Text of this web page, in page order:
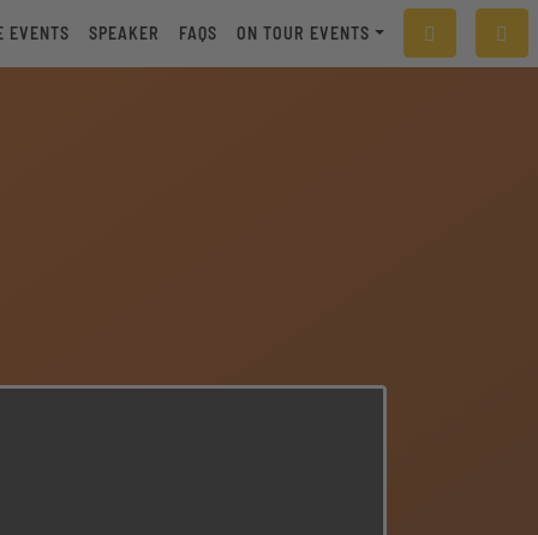
EVENTS SPEAKER FAQS ON TOUR EVENTS